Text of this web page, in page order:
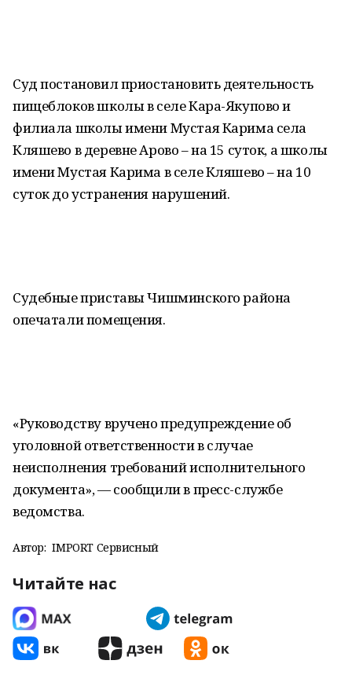
Суд постановил приостановить деятельность
пищеблоков школы в селе Кара-Якупово и
филиала школы имени Мустая Карима села
Кляшево в деревне Арово – на 15 суток, а школы
имени Мустая Карима в селе Кляшево – на 10
суток до устранения нарушений.
Судебные приставы Чишминского района
опечатали помещения.
«Руководству вручено предупреждение об
уголовной ответственности в случае
неисполнения требований исполнительного
документа», — сообщили в пресс-службе
ведомства.
Автор: IMPORT Сервисный
Читайте нас